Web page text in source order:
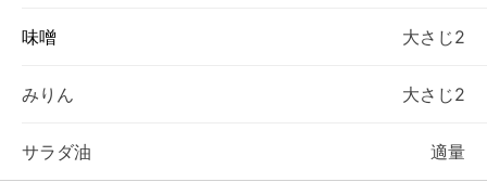
味噌 大さじ2
みりん 大さじ2
サラダ油 適量